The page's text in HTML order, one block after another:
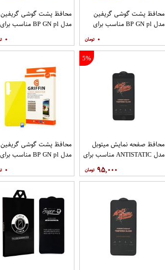
محافظ پشت گوشی گریفین
مدل BP GN pl مناسب برای
9C
۰
محافظ پشت گوشی گریفین
مدل BP GN pl مناسب برای
9T
۰
5%
محافظ صفحه نمایش میتوبل
مدل ANTISTATIC مناسب برای
۹۵,۰۰۰
محافظ پشت گوشی گریفین
مدل BP GN pl مناسب برای
۰